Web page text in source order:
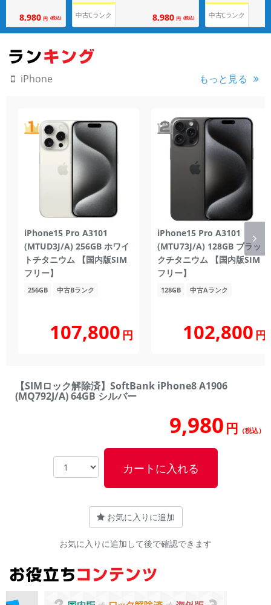
8,980 円 (税込) 中古Cランク 8,980 円 (税込) 中古Cランク
iPhone もっと見る
iPhone15 Pro A3101
(MTUD3J/A) 256GB ホワイ
トチタニウム 【国内版SIM
フリー】
256GB 中古Bランク
107,800円
iPhone15 Pro A3101
(MTU73J/A) 128GB ブラッ
クチタニウム 【国内版SIM
フリー】
128GB 中古Aランク
102,800円
【SIMロック解除済】SoftBank iPhone8 A1906
(MQ792J/A) 64GB シルバー
9,980 円 （税込）
カートに入れる
お気に入りに追加
お気に入りに追加して後で確認できます